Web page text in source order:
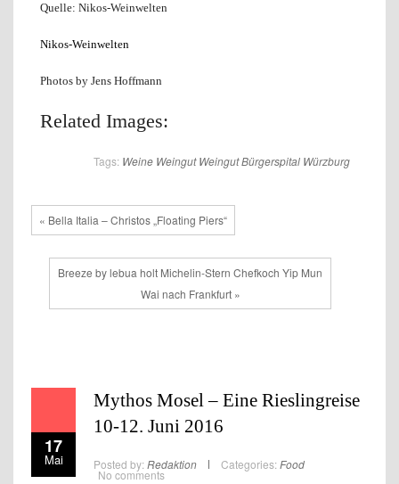
Quelle: Nikos-Weinwelten
Nikos-Weinwelten
Photos by Jens Hoffmann
Related Images:
Tags: Weine Weingut Weingut Bürgerspital Würzburg
« Bella Italia – Christos „Floating Piers“
Breeze by lebua holt Michelin-Stern Chefkoch Yip Mun
Wai nach Frankfurt »
17
Mai
Mythos Mosel – Eine Rieslingreise
10-12. Juni 2016
Posted by: Redaktion Categories: Food
No comments